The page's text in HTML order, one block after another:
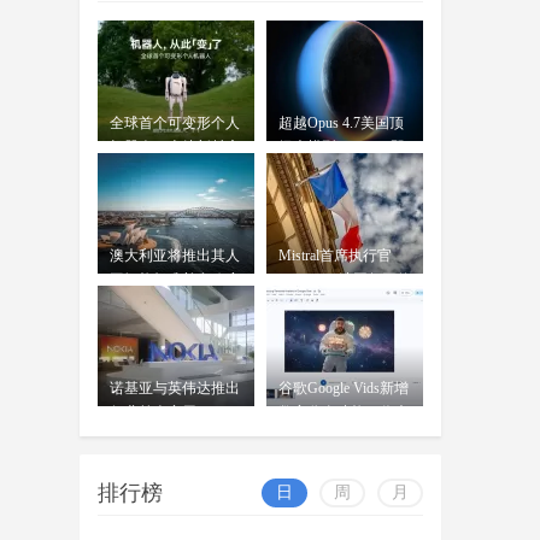
07-17
wangjing
OpenAI前女CTO创业发布首款
AI模型：借鉴中
穆拉蒂凤凰网科技讯 北京时间7月
16日，据《华尔街日报》报道，
OpenAI前首席技术官米拉
全球首个可变形个人
元T1
超越Opus 4.7美国顶
将发
澳大利亚将推出其人
内设
Mistral首席执行官
电力
诺基亚与英伟达推出
RAN平台
谷歌Google Vids新增
可
排行榜 日 周 月